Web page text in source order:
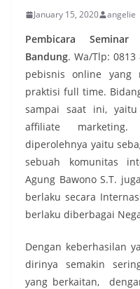
January 15, 2020 angelie
Pembicara
Bandung. Wa/Tlp:
pebisnis online yang
praktisi full time.
sampai saat ini,
affiliate
diperolehnya yaitu
sebuah komunitas
Agung Bawono S.T.
berlaku secara
berlaku diberbagai
Dengan keberhasilan
dirinya semakin
yang berkaitan,